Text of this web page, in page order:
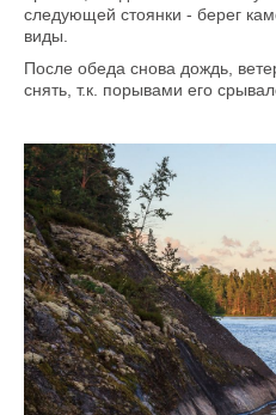
следующей стоянки - берег
виды.
После обеда снова дождь,
снять, т.к. порывами его